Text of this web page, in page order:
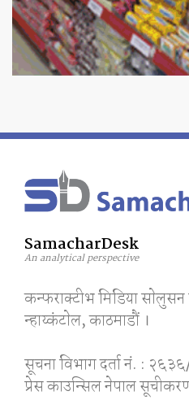
SamacharDesk
An analytical perspective
कन्फराक्टीभ मिडिया साेलुसन
न्हाय्कंटाेल, काठमाडाैं ।
सूचना विभाग दर्ता नं. :
प्रेस काउन्सिल नेपाल